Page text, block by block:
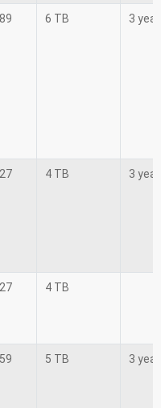
6 TB 3
4 TB 3
4 TB
5 TB 3